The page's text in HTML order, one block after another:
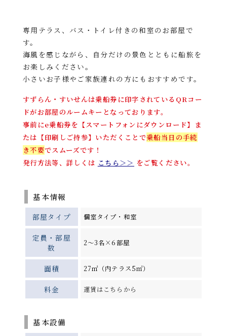
専用テラス、バス・トイレ付きの和室のお部屋で
す。
海風を感じながら、自分だけの景色とともに船旅を
お楽しみください。
小さいお子様やご家族連れの方にもおすすめです。
すずらん・すいせんは乗船券に印字されているQRコー
ドがお部屋のルームキーとなっております。
事前にe乗船券を【スマートフォンにダウンロード】ま
たは【印刷しご持参】いただくことで乗船当日の手続
き不要でスムーズです！
発行方法等、詳しくは こちら＞＞ をご覧ください。
基本情報
部屋タイプ 個室タイプ・和室
定員・部屋
数
2～3名×6部屋
面積 27㎡（内テラス5㎡）
料金 運賃はこちらから
基本設備